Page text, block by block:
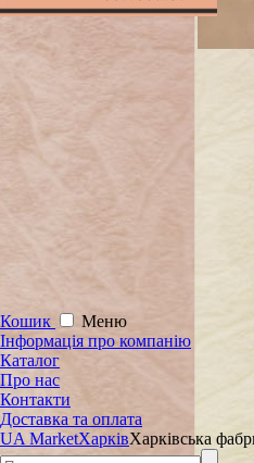
Кошик
Меню
Інформація про компанію
Каталог
Про нас
Контакти
Доставка та оплата
UA MarketХарківХарківська